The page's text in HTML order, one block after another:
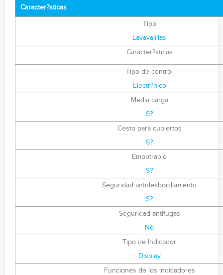
Caracter?sticas
Tipo
Lavavajillas
Caracter?sticas
Tipo de control
Electr?nico
Media carga
S?
Cesto para cubiertos
S?
Empotrable
S?
Seguridad antidesbordamiento
S?
Seguridad antifugas
No
Tipo de Indicador
Display
Funciones de los indicadores